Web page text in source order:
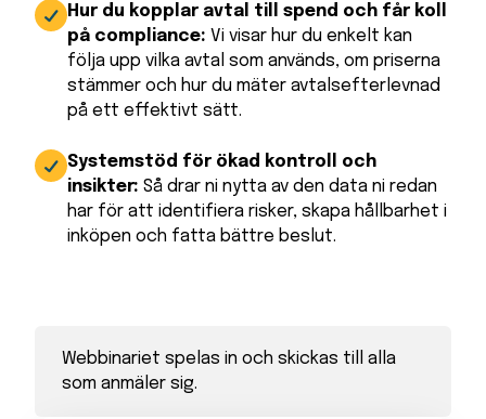
Hur du kopplar avtal till spend och får koll
på compliance: Vi visar hur du enkelt kan
följa upp vilka avtal som används, om priserna
stämmer och hur du mäter avtalsefterlevnad
på ett effektivt sätt.
Systemstöd för ökad kontroll och
insikter: Så drar ni nytta av den data ni redan
har för att identifiera risker, skapa hållbarhet i
inköpen och fatta bättre beslut.
Webbinariet spelas in och skickas till alla
som anmäler sig.